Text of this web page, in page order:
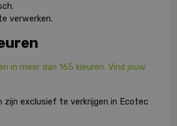
verwerken.
in meer dan 165 kleuren. Vind jouw
zijn exclusief te verkrijgen in Ecotec